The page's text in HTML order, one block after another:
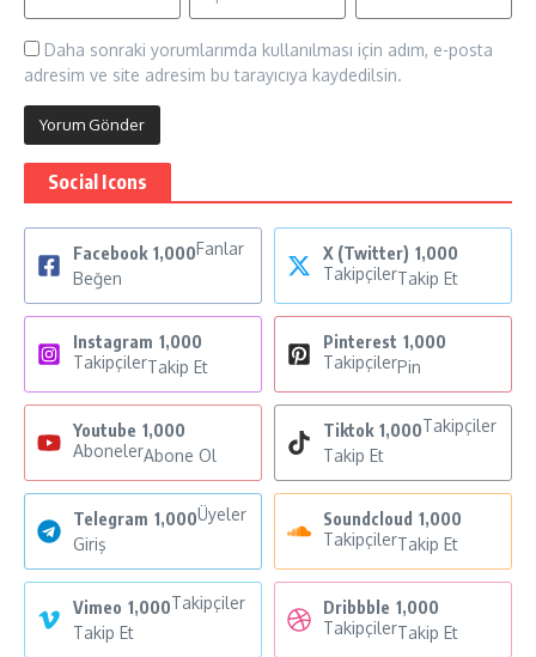
Daha sonraki yorumlarımda kullanılması için adım, e-posta
adresim ve site adresim bu tarayıcıya kaydedilsin.
Social Icons
Facebook 1,000Fanlar
Beğen
X (Twitter) 1,000
TakipçilerTakip Et
Instagram 1,000
TakipçilerTakip Et
Pinterest 1,000
TakipçilerPin
Youtube 1,000
AbonelerAbone Ol
Tiktok 1,000Takipçiler
Takip Et
Telegram 1,000Üyeler
Giriş
Soundcloud 1,000
TakipçilerTakip Et
Vimeo 1,000Takipçiler
Takip Et
Dribbble 1,000
TakipçilerTakip Et